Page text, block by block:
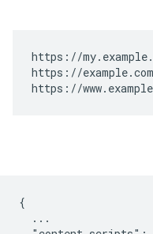
https://
https://
https://
{
  ...